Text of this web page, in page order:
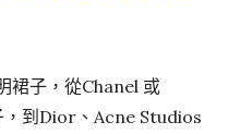
裙子，從Chanel 或
到Dior、Acne Studios